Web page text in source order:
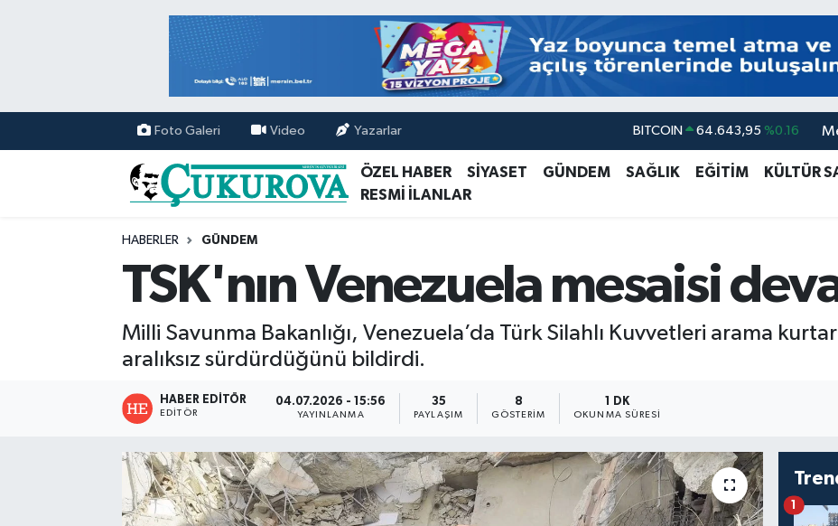
Foto Galeri Video Yazarlar BITCOIN 64.643,95 %0.16
DOLAR 47,6704 %0
GRAM ALTIN 6500.87
BİST100 13.799 %70
ÖZEL HABER SİYASET GÜNDEM SAĞLIK EĞİTİM KÜLTÜR
RESMİ İLANLAR
HABERLER GÜNDEM
TSK'nın Venezuela mesaisi
Milli Savunma Bakanlığı, Venezuela’da Türk Silahlı Kuvvetleri arama
aralıksız sürdürdüğünü bildirdi.
HABER EDITÖR
EDITÖR
04.07.2026 - 15:56
YAYINLANMA
35
PAYLAŞIM
8
GÖSTERIM
1 DK
OKUNMA SÜRESI
1
Mersin Nöbetçi Eczaneler
Mersin Hava Durumu
Mersin Namaz Vakitleri
Mersin Trafik Yoğunluk Haritası
Tüm Manşetler
Son Dakika Haberleri
Haber Arşivi